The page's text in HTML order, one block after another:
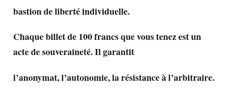
bastion de liberté individuelle.
Chaque billet de 100 francs que vous tenez est un
acte de souveraineté. Il garantit
l’anonymat, l’autonomie, la résistance à l’arbitraire.